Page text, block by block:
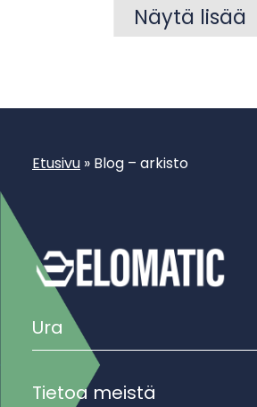
Näytä lisää
Etusivu » Blog – arkisto
Ura
Tietoa meistä